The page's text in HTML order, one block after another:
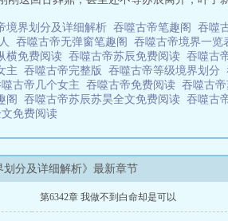
境界划分及详细解析 吞噬古帝笔趣阁 吞噬
吞噬古帝无弹窗笔趣阁 吞噬古帝境界一览
横免费阅读 吞噬古帝苏辰免费阅读 吞噬古
主 吞噬古帝完整版 吞噬古帝等级境界划分
古帝几个女主 吞噬古帝免费阅读 吞噬古
阁 吞噬古帝苏辰苏昊全文免费阅读 吞噬古
免费阅读
划分及详细解析》最新章节
第6342章 我做不到白命却是可以